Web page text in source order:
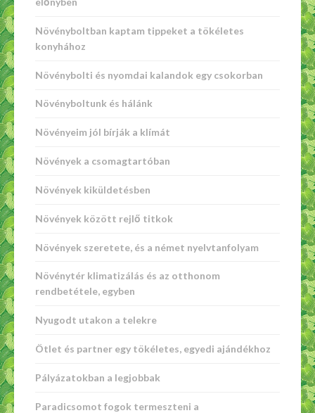
Növényboltban kaptam tippeket a tökéletes
konyhához
Növénybolti és nyomdai kalandok egy csokorban
Növényboltunk és hálánk
Növényeim jól bírják a klímát
Növények a csomagtartóban
Növények kiküldetésben
Növények között rejlő titkok
Növények szeretete, és a német nyelvtanfolyam
Növénytér klimatizálás és az otthonom
rendbetétele, egyben
Nyugodt utakon a telekre
Ötlet és partner egy tökéletes, egyedi ajándékhoz
Pályázatokban a legjobbak
Paradicsomot fogok termeszteni a